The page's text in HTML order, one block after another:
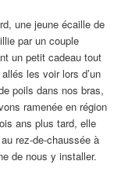
une jeune écaille de
par un couple
un petit cadeau tout
les voir lors d’un
poils dans nos bras,
ramenée en région
ans plus tard, elle
rez-de-chaussée à
de nous y installer.